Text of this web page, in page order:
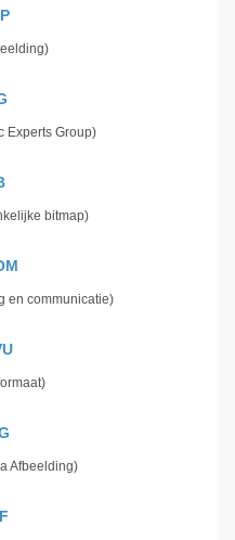
Experts Group)
bitmap)
en communicatie)
Afbeelding)